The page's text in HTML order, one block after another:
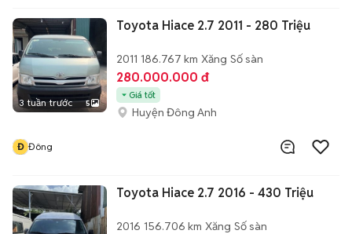
3 tuần trước 5
Toyota Hiace 2.7 2011 - 280 Triệu
2011 186.767 km Xăng Số sàn
280.000.000 đ
Giá tốt
Huyện Đông Anh
Đ Đông
Toyota Hiace 2.7 2016 - 430 Triệu
2016 156.706 km Xăng Số sàn